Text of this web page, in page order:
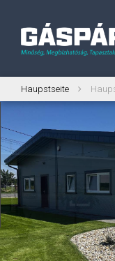
Haupstseite